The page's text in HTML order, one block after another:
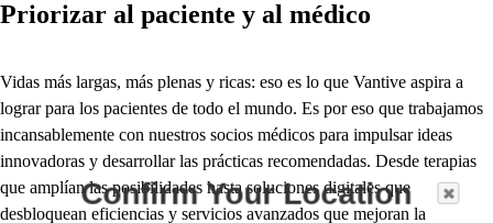
Priorizar al paciente y al médico
Vidas más largas, más plenas y ricas: eso es lo que Vantive aspira a
lograr para los pacientes de todo el mundo. Es por eso que trabajamos
incansablemente con nuestros socios médicos para impulsar ideas
innovadoras y desarrollar las prácticas recomendadas. Desde terapias
que amplían las posibilidades hasta soluciones digitales que
desbloquean eficiencias y servicios avanzados que mejoran la
Confirm Your Location